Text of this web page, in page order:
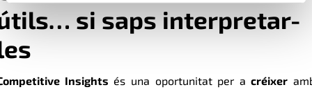
si saps interpretar-
Insights és una oportunitat per acréixer